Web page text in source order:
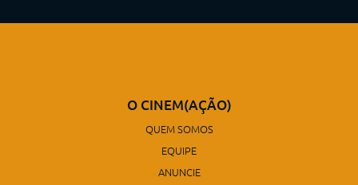
O CINEM(AÇÃO)
QUEM SOMOS
EQUIPE
ANUNCIE